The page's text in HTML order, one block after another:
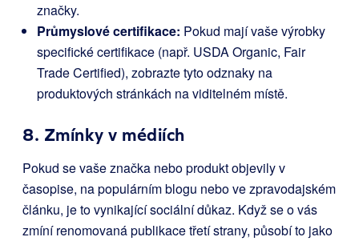
značky.
Průmyslové certifikace: Pokud mají vaše výrobky
specifické certifikace (např. USDA Organic, Fair
Trade Certified), zobrazte tyto odznaky na
produktových stránkách na viditelném místě.
8. Zmínky v médiích
Pokud se vaše značka nebo produkt objevily v
časopise, na populárním blogu nebo ve zpravodajském
článku, je to vynikající sociální důkaz. Když se o vás
zmíní renomovaná publikace třetí strany, působí to jako